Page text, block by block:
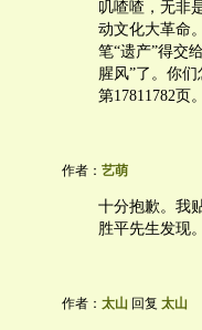
叽喳喳，无非
动文化大革命
笔“遗产”得交
腥风”了。你
第17811782页
作者： 艺萌
十分抱歉。我
胜平先生发现
作者： 太山 回复 太山